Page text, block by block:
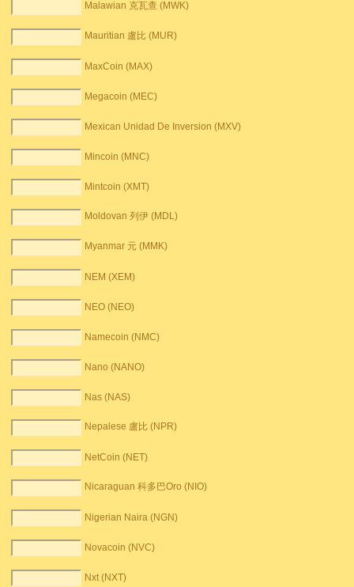
Malawian 克瓦查 (MWK)
Mauritian 盧比 (MUR)
MaxCoin (MAX)
Megacoin (MEC)
Mexican Unidad De Inversion (MXV)
Mincoin (MNC)
Mintcoin (XMT)
Moldovan 列伊 (MDL)
Myanmar 元 (MMK)
NEM (XEM)
NEO (NEO)
Namecoin (NMC)
Nano (NANO)
Nas (NAS)
Nepalese 盧比 (NPR)
NetCoin (NET)
Nicaraguan 科多巴Oro (NIO)
Nigerian Naira (NGN)
Novacoin (NVC)
Nxt (NXT)